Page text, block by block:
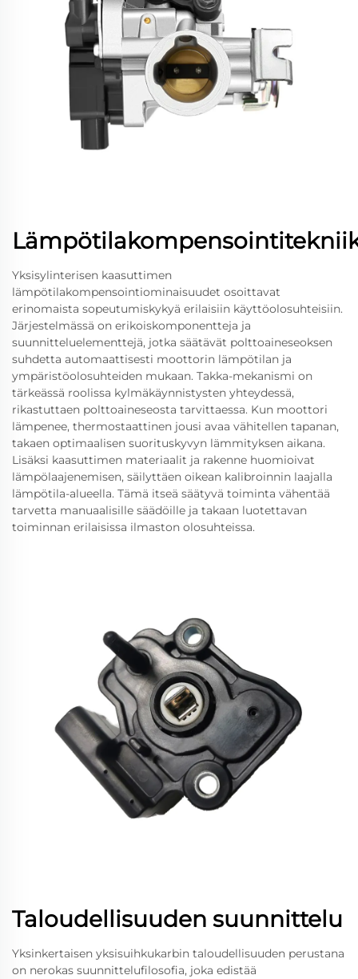
Yksisylinterisen kaasuttimen
lämpötilakompensointiominaisuudet osoittavat
erinomaista sopeutumiskykyä erilaisiin käyttöolosuhteisiin.
Järjestelmässä on erikoiskomponentteja ja
suunnitteluelementtejä, jotka säätävät polttoaineseoksen
suhdetta automaattisesti moottorin lämpötilan ja
ympäristöolosuhteiden mukaan. Takka-mekanismi on
tärkeässä roolissa kylmäkäynnistysten yhteydessä,
rikastuttaen polttoaineseosta tarvittaessa. Kun moottori
lämpenee, thermostaattinen jousi avaa vähitellen tapanan,
takaen optimaalisen suorituskyvyn lämmityksen aikana.
Lisäksi kaasuttimen materiaalit ja rakenne huomioivat
lämpölaajenemisen, säilyttäen oikean kalibroinnin laajalla
lämpötila-alueella. Tämä itseä säätyvä toiminta vähentää
tarvetta manuaalisille säädöille ja takaan luotettavan
toiminnan erilaisissa ilmaston olosuhteissa.
Taloudellisuuden suunnittelu
Yksinkertaisen yksisuihkukarbin taloudellisuuden perustana
on nerokas suunnittelufilosofia, joka edistää